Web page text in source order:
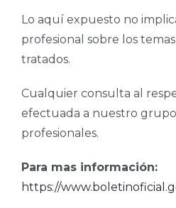
Lo aquí expuesto no
profesional sobre los temas
tratados.
Cualquier consulta al
efectuada a nuestro
profesionales.
Para mas información:
https://